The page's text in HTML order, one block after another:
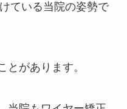
ている当院の姿勢で
とがあります。